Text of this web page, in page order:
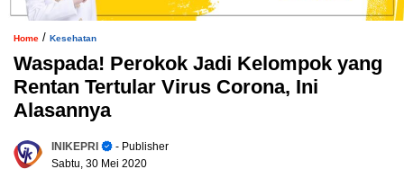
Home / Kesehatan
Waspada! Perokok Jadi Kelompok yang
Rentan Tertular Virus Corona, Ini
Alasannya
INIKEPRI
- Publisher
Sabtu, 30 Mei 2020